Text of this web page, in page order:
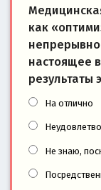
как
непрерывно
настоящее
результаты
На отлично
Не знаю,